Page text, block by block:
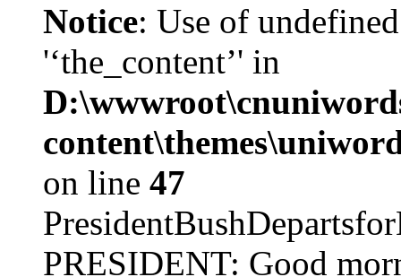
Notice: Use of
'‘the_content’' in
on line 47
PRESIDENT: Good